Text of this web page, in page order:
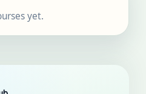
yet.